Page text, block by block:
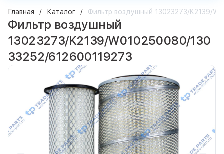
Главная Каталог Фильтр воздушный 13023273/K2139/
Фильтр воздушный
13023273/K2139/W010250080/130
33252/612600119273